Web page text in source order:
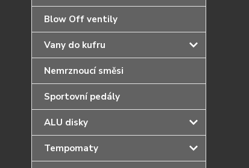
Blow Off ventily
Vany do kufru
Nemrznoucí směsi
Sportovní pedály
ALU disky
Tempomaty